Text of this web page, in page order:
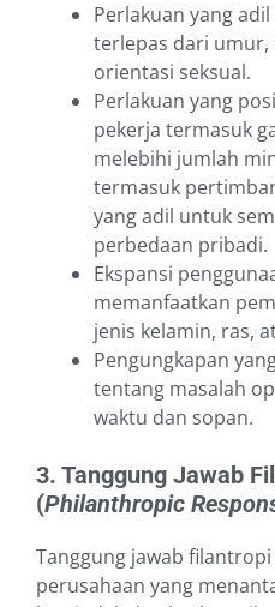
Perlakuan yang
terlepas dari umur,
orientasi seksual.
Perlakuan yang
pekerja termasuk
melebihi jumlah
termasuk
yang adil untuk
perbedaan pribadi.
Ekspansi
memanfaatkan
jenis kelamin, ras,
Pengungkapan
tentang masalah
waktu dan sopan.
3. Tanggung Jawab
(Philanthropic
Tanggung jawab filantropi
perusahaan yang